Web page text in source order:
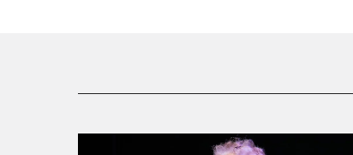
La géniale Christine Murillo s’empare de la figure